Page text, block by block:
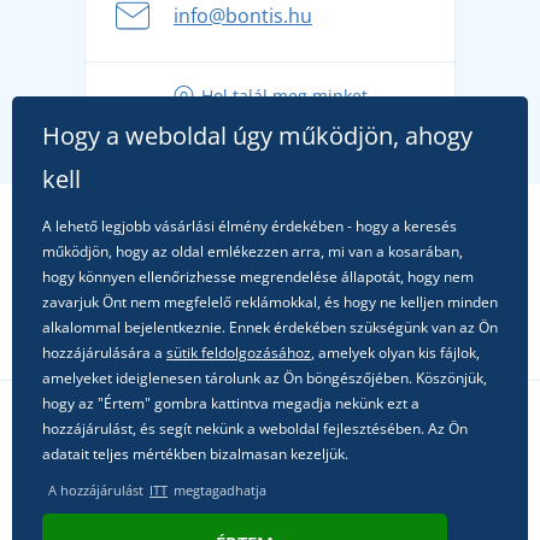
fel a gondtalan nyaralásra
alkalomra!
info@bontis.hu
Hol talál meg minket
Kövessen minket a közösségi hálózatokon
Hogy a weboldal úgy működjön, ahogy
kell
A lehető legjobb vásárlási élmény érdekében - hogy a keresés
működjön, hogy az oldal emlékezzen arra, mi van a kosarában,
hogy könnyen ellenőrizhesse megrendelése állapotát, hogy nem
zavarjuk Önt nem megfelelő reklámokkal, és hogy ne kelljen minden
alkalommal bejelentkeznie. Ennek érdekében szükségünk van az Ön
hozzájárulására a sütik feldolgozásához, amelyek olyan kis fájlok,
amelyeket ideiglenesen tárolunk az Ön böngészőjében. Köszönjük,
hogy az "Értem" gombra kattintva megadja nekünk ezt a
hozzájárulást, és segít nekünk a weboldal fejlesztésében. Az Ön
adatait teljes mértékben bizalmasan kezeljük.
A hozzájárulást ITT megtagadhatja